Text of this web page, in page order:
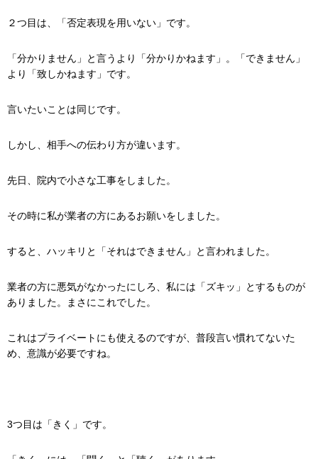
２つ目は、「否定表現を用いない」です。
「分かりません」と言うより「分かりかねます」。「できません」
より「致しかねます」です。
言いたいことは同じです。
しかし、相手への伝わり方が違います。
先日、院内で小さな工事をしました。
その時に私が業者の方にあるお願いをしました。
すると、ハッキリと「それはできません」と言われました。
業者の方に悪気がなかったにしろ、私には「ズキッ」とするものが
ありました。まさにこれでした。
これはプライベートにも使えるのですが、普段言い慣れてないた
め、意識が必要ですね。
3つ目は「きく」です。